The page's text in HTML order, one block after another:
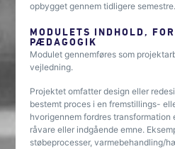
opbygget gennem tidligere semestre.
MODULETS INDHOLD,
PÆDAGOGIK
Modulet gennemføres som
vejledning.
Projektet omfatter design eller
bestemt proces i en fremstillings-
hvorigennem fordres
råvare eller indgående emne.
støbeprocesser, varmebehandling/